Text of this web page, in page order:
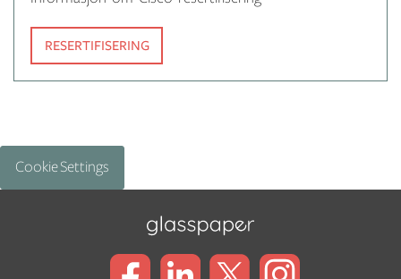
RESERTIFISERING
Cookie Settings